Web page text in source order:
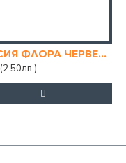
САКСИЯ ФЛОРА ЧЕРВЕНА 16/16СМ.
(2.50лв.)